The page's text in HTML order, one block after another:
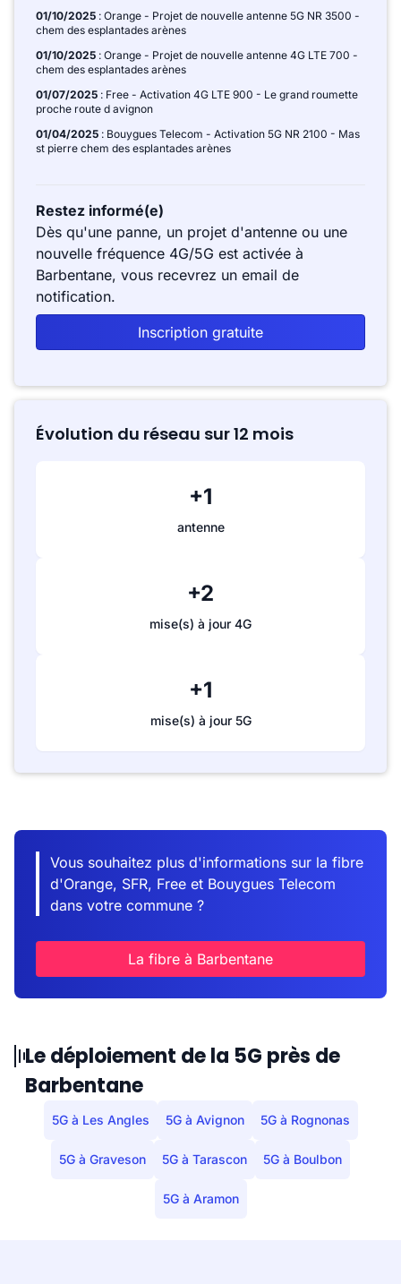
01/10/2025 : Orange - Projet de nouvelle antenne 5G NR 3500 -
chem des esplantades arènes
01/10/2025 : Orange - Projet de nouvelle antenne 4G LTE 700 -
chem des esplantades arènes
01/07/2025 : Free - Activation 4G LTE 900 - Le grand roumette
proche route d avignon
01/04/2025 : Bouygues Telecom - Activation 5G NR 2100 - Mas
st pierre chem des esplantades arènes
Restez informé(e)
Dès qu'une panne, un projet d'antenne ou une
nouvelle fréquence 4G/5G est activée à
Barbentane, vous recevrez un email de
notification.
Inscription gratuite
Évolution du réseau sur 12 mois
+1
antenne
+2
mise(s) à jour 4G
+1
mise(s) à jour 5G
Vous souhaitez plus d'informations sur la fibre
d'Orange, SFR, Free et Bouygues Telecom
dans votre commune ?
La fibre à Barbentane
Le déploiement de la 5G près de
Barbentane
5G à Les Angles 5G à Avignon 5G à Rognonas
5G à Graveson 5G à Tarascon 5G à Boulbon
5G à Aramon